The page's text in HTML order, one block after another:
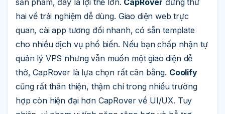
sản phẩm, đây là lợi thế lớn. CapRover đứng thứ
hai về trải nghiệm dễ dùng. Giao diện web trực
quan, cài app tương đối nhanh, có sẵn template
cho nhiều dịch vụ phổ biến. Nếu bạn chấp nhận tự
quản lý VPS nhưng vẫn muốn một giao diện dễ
thở, CapRover là lựa chọn rất cân bằng. Coolify
cũng rất thân thiện, thậm chí trong nhiều trường
hợp còn hiện đại hơn CapRover về UI/UX. Tuy